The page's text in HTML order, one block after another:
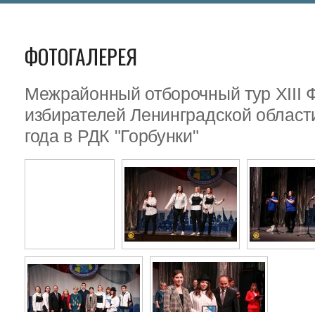
ФОТОГАЛЕРЕЯ
Межрайонный отборочный тур XIII
избирателей Ленинградской
года в РДК "Горбунки"